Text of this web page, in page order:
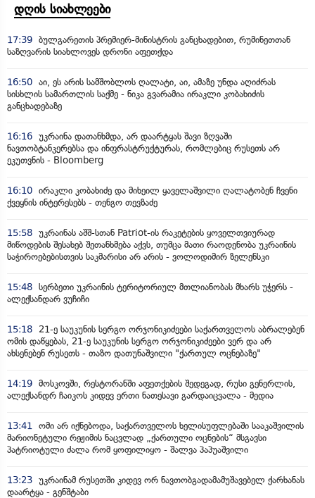
დღის სიახლეები
17:39 ბულგარეთის პრემიერ-მინისტრის განცხადებით, რუმინეთთან
საზღვარის სიახლოვეს დრონი აფეთქდა
16:50 აი, ეს არის სამშობლოს ღალატი, აი, ამაზე უნდა აღიძრას
სისხლის სამართლის საქმე - ნიკა გვარამია ირაკლი კობახიძის
განცხადებაზე
16:16 უკრაინა დათანხმდა, არ დაარტყას შავი ზღვაში
ნავთობტანკერებსა და ინფრასტრუქტურას, რომლებიც რუსეთს არ
ეკუთვნის - Bloomberg
16:10 ირაკლი კობახიძე და მიხეილ ყაველაშვილი ღალატობენ ჩვენი
ქვეყნის ინტერესებს - თენგო თევზაძე
15:58 უკრაინას აშშ-სთან Patriot-ის რაკეტების ყოველთვიურად
მიწოდების შესახებ შეთანხმება აქვს, თუმცა მათი რაოდენობა უკრაინის
საჭიროებებისთვის საკმარისი არ არის - ვოლოდიმირ ზელენსკი
15:48 სერბეთი უკრაინის ტერიტორიულ მთლიანობას მხარს უჭერს -
ალექსანდარ ვუჩიჩი
15:18
21-ე საუკუნის სერგო ორჯონიკიძეები საქართველოს აბრალებენ
ომის დაწყებას, 21-ე საუკუნის სერგო ორჯონიკიძეები ვერ და არ
ახსენებენ რუსეთს - თაზო დათუნაშვილი "ქართულ ოცნებაზე"
14:19 მოსკოვში, რესტორანში აფეთქების შედეგად, რუსი გენერლის,
ალექსანდრ ჩაიკოს კიდევ ერთი ნათესავი გარდაიცვალა - მედია
13:41
ომი არ იქნებოდა, საქართველოს ხელისუფლებაში სააკაშვილის
მარიონეტული რეჟიმის ნაცვლად „ქართული ოცნების“ მსგავსი
პატრიოტული ძალა რომ ყოფილიყო - შალვა პაპუაშვილი
13:23 უკრაინამ რუსეთში კიდევ ორ ნავთობგადამამუშავებელ ქარხანას
დაარტყა - გენშტაბი